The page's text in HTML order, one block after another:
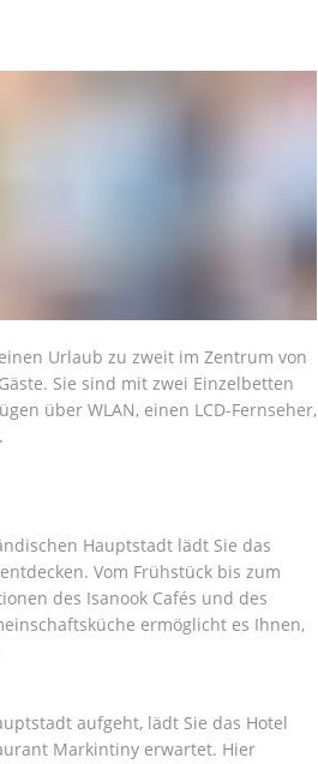
Urlaub zu zweit im Zentrum von
Sie sind mit zwei Einzelbetten
über WLAN, einen LCD-Fernseher,
Hauptstadt lädt Sie das
Vom Frühstück bis zum
des Isanook Cafés und des
ermöglicht es Ihnen,
aufgeht, lädt Sie das Hotel
Markintiny erwartet. Hier